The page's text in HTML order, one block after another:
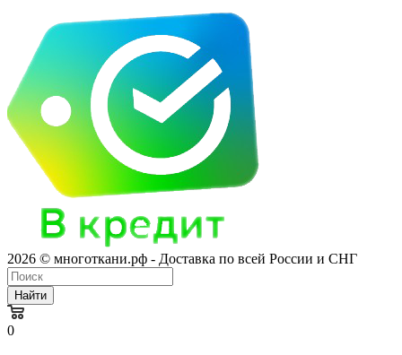
2026 © многоткани.рф - Доставка по всей России и СНГ
Найти
0